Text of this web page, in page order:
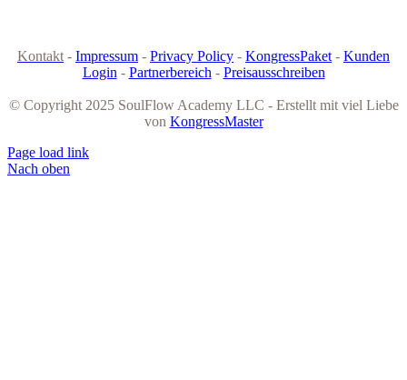
Kontakt - Impressum - Privacy Policy - KongressPaket - Kunden
Login - Partnerbereich - Preisausschreiben
© Copyright 2025 SoulFlow Academy LLC - Erstellt mit viel Liebe
von KongressMaster
Page load link
Nach oben